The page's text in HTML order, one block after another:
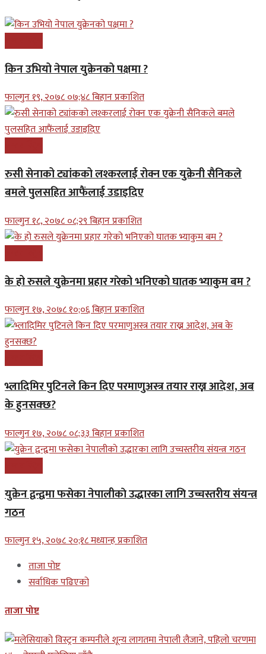
किन उभियो नेपाल युक्रेनको पक्षमा ?
फाल्गुन १९, २०७८ ०७;४८ बिहान प्रकाशित
रुसी सेनाको ट्यांकको लश्करलाई रोक्न एक युक्रेनी सैनिकले
बमले पुलसहित आफैंलाई उडाइदिए
फाल्गुन १८, २०७८ ०८;२९ बिहान प्रकाशित
के हो रुसले युक्रेनमा प्रहार गरेको भनिएको घातक भ्याकुम बम ?
फाल्गुन १७, २०७८ १०;०६ बिहान प्रकाशित
भ्लादिमिर पुटिनले किन दिए परमाणुअस्त्र तयार राख्न आदेश, अब
के हुनसक्छ?
फाल्गुन १७, २०७८ ०८;३३ बिहान प्रकाशित
युक्रेन द्वन्द्वमा फसेका नेपालीकाे उद्धारका लागि उच्चस्तरीय संयन्त्र
गठन
फाल्गुन १५, २०७८ २०;१८ मध्यान्ह प्रकाशित
ताजा पोष्ट
सर्वाधिक पढिएको
ताजा पोष्ट